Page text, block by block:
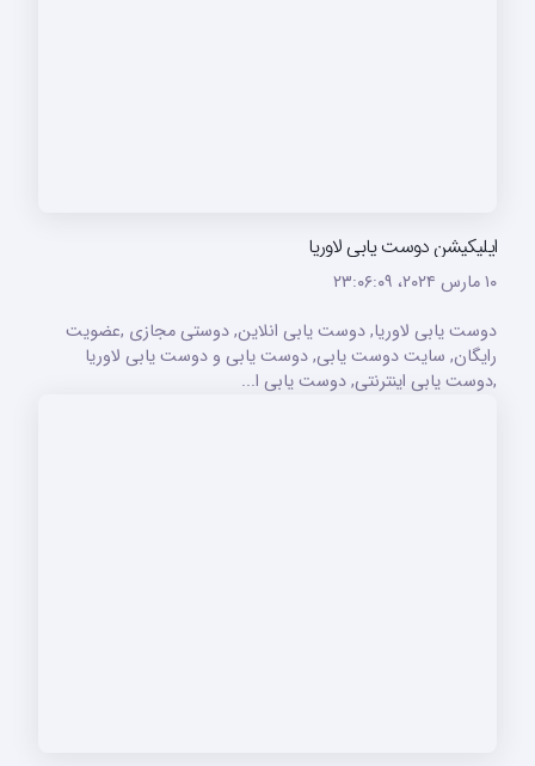
اپلیکیشن دوست یابی لاوریا
۱۰ مارس ۲۰۲۴،‏ ۲۳:۰۶:۰۹
دوست یابی لاوریا, دوست یابی انلاین, دوستی مجازی ,عضویت
رایگان, سایت دوست یابی, دوست یابی و دوست یابی لاوریا
,دوست یابی اینترنتی, دوست یابی ا...